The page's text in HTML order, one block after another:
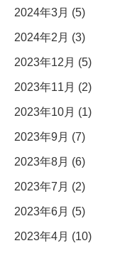
2024年3月 (5)
2024年2月 (3)
2023年12月 (5)
2023年11月 (2)
2023年10月 (1)
2023年9月 (7)
2023年8月 (6)
2023年7月 (2)
2023年6月 (5)
2023年4月 (10)